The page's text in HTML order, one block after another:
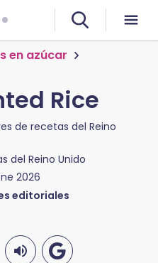
en azúcar
Rice
de recetas del Reino
del Reino Unido
2026
editoriales